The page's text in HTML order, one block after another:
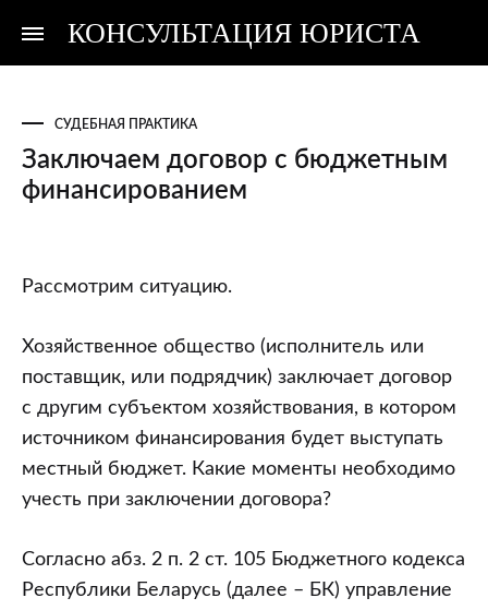
КОНСУЛЬТАЦИЯ ЮРИСТА
Консультация
Консультация
СУДЕБНАЯ ПРАКТИКА
Заключаем договор с бюджетным
финансированием
Заключаем
с
бюджетным
финансированием
Рассмотрим ситуацию.
Хозяйственное общество (исполнитель или
поставщик, или подрядчик) заключает договор
с другим субъектом хозяйствования, в котором
источником финансирования будет выступать
местный бюджет. Какие моменты необходимо
учесть при заключении договора?
Согласно абз. 2 п. 2 ст. 105 Бюджетного кодекса
Республики Беларусь (далее – БК) управление